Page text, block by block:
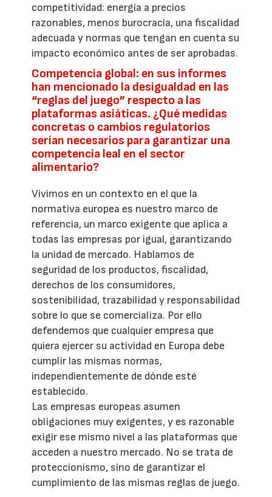
competitividad: energía a precios
razonables, menos burocracia, una fiscalidad
adecuada y normas que tengan en cuenta su
impacto económico antes de ser aprobadas.
Competencia global: en sus informes
han mencionado la desigualdad en las
“reglas del juego” respecto a las
plataformas asiáticas. ¿Qué medidas
concretas o cambios regulatorios
serían necesarios para garantizar una
competencia leal en el sector
alimentario?
Vivimos en un contexto en el que la
normativa europea es nuestro marco de
referencia, un marco exigente que aplica a
todas las empresas por igual, garantizando
la unidad de mercado. Hablamos de
seguridad de los productos, fiscalidad,
derechos de los consumidores,
sostenibilidad, trazabilidad y responsabilidad
sobre lo que se comercializa. Por ello
defendemos que cualquier empresa que
quiera ejercer su actividad en Europa debe
cumplir las mismas normas,
independientemente de dónde esté
establecido.
Las empresas europeas asumen
obligaciones muy exigentes, y es razonable
exigir ese mismo nivel a las plataformas que
acceden a nuestro mercado. No se trata de
proteccionismo, sino de garantizar el
cumplimiento de las mismas reglas de juego.